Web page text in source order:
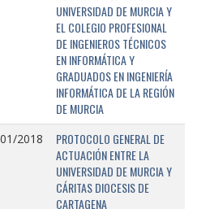
UNIVERSIDAD DE MURCIA Y
EL COLEGIO PROFESIONAL
DE INGENIEROS TÉCNICOS
EN INFORMÁTICA Y
GRADUADOS EN INGENIERÍA
INFORMÁTICA DE LA REGIÓN
DE MURCIA
2018
PROTOCOLO GENERAL DE
ACTUACIÓN ENTRE LA
UNIVERSIDAD DE MURCIA Y
CÁRITAS DIOCESIS DE
CARTAGENA